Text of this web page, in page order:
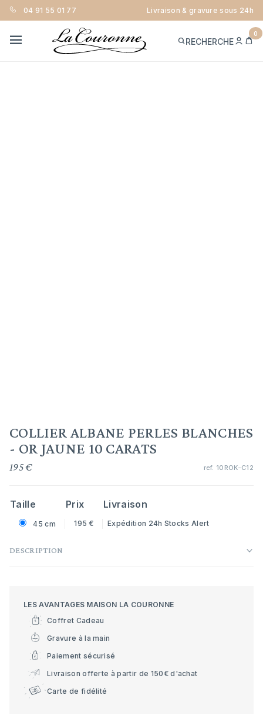
04 91 55 01 77 Livraison & gravure sous 24h
RECHERCHE
ME
0
COLLIER ALBANE PERLES BLANCHES
- OR JAUNE 10 CARATS
195 € ref. 10ROK-C12
Taille Prix Livraison
45 cm 195 € Expédition 24h Stocks Alert
DESCRIPTION
LES AVANTAGES MAISON LA COURONNE
Coffret Cadeau
Gravure à la main
Paiement sécurisé
Livraison offerte à partir de 150€ d'achat
Carte de fidélité